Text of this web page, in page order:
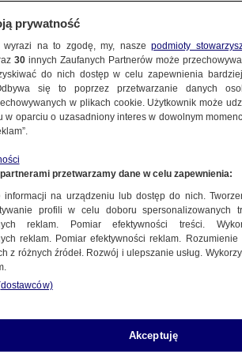
kopalni odpierają zarzuty
prywatność
wyrazi na to zgodę, my, naszepodmioty
30 innych Zaufanych Partnerów może
do nich dostęp w celu zapewnienia
się to poprzez przetwarzanie danych
w plikach cookie. Użytkownik może
w oparciu o uzasadniony interes w dowolnym
przetwarzamy dane w celu zapewnienia:
informacji na urządzeniu lub dostęp do nich.
profili w celu doboru spersonalizowanych
reklam. Pomiar efektywności treści.
reklam. Pomiar efektywności reklam.
z różnych źródeł. Rozwój i ulepszanie usług.
Akceptuję